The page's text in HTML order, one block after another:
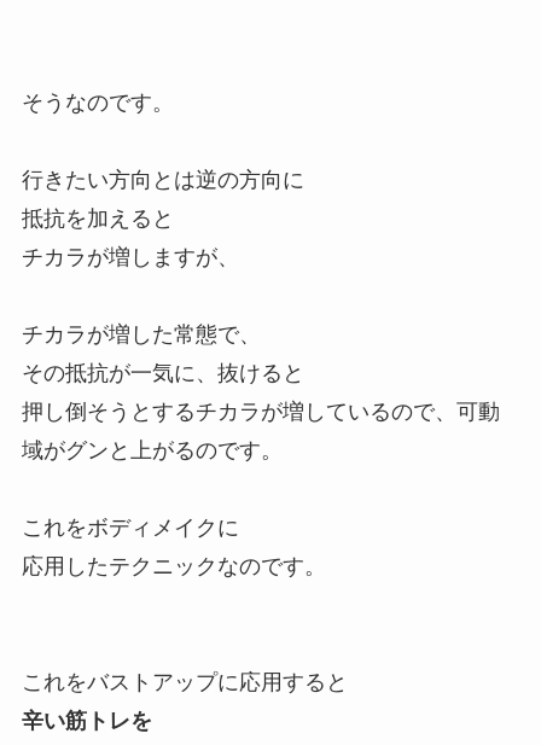
そうなのです。
行きたい方向とは逆の方向に
抵抗を加えると
チカラが増しますが、
チカラが増した常態で、
その抵抗が一気に、抜けると
押し倒そうとするチカラが増しているので、可動
域がグンと上がるのです。
これをボディメイクに
応用したテクニックなのです。
これをバストアップに応用すると
辛い筋トレを